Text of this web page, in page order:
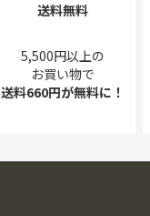
送料無料
5,500円以上の
お買い物で
送料660円が無料に！